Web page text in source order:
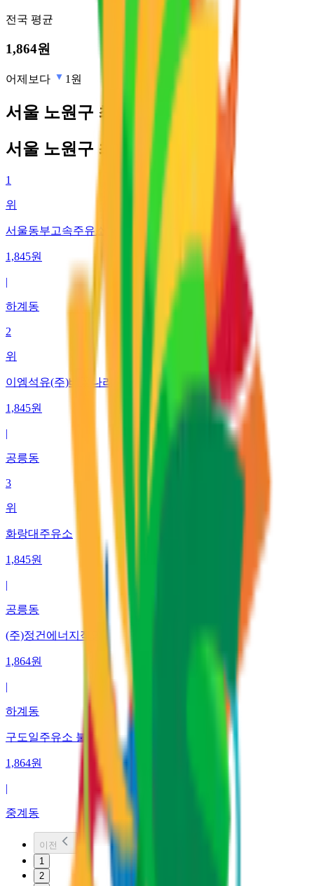
전국 평균
1,864원
어제보다 1원
서울 노원구 최저가 주유소
서울 노원구 최저가 주유소
1
위
서울동부고속주유소 (주)아이에스피에너지
1,845원
|
하계동
2
위
이엠석유(주)배꽃나라주유소
1,845원
|
공릉동
3
위
화랑대주유소
1,845원
|
공릉동
(주)정건에너지직영
1,864원
|
하계동
구도일주유소 불암
1,864원
|
중계동
이전
1
2